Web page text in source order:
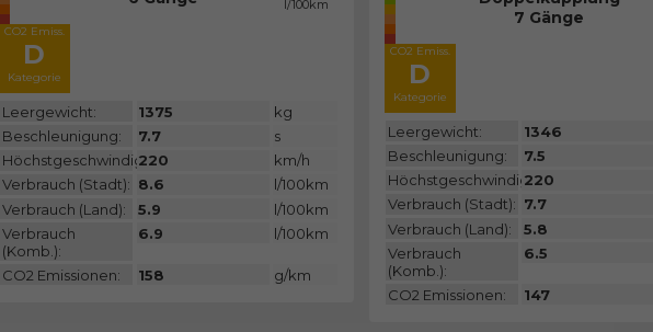
CO2 Emiss.
D
Kategorie
l/100km
Leergewicht: 1375
kg
Beschleunigung:
7.7
s
Höchstgeschwindigkeit:
220
km/h
Verbrauch (Stadt): 8.6
l/100km
Verbrauch (Land):
5.9
l/100km
Verbrauch
(Komb.):
6.9 l/100km
CO2 Emissionen: 158 g/km
CO2 Emiss.
D
Kategorie
7 Gänge
Leergewicht: 1346
Beschleunigung:
7.5
Höchstgeschwindigkeit:
220
Verbrauch (Stadt): 7.7
Verbrauch (Land):
5.8
Verbrauch
(Komb.):
6.5
CO2 Emissionen: 147